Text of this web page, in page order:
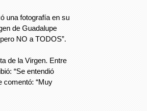
una fotografía en su
de Guadalupe
NO a TODOS”.
de la Virgen. Entre
“Se entendió
comentó: “Muy